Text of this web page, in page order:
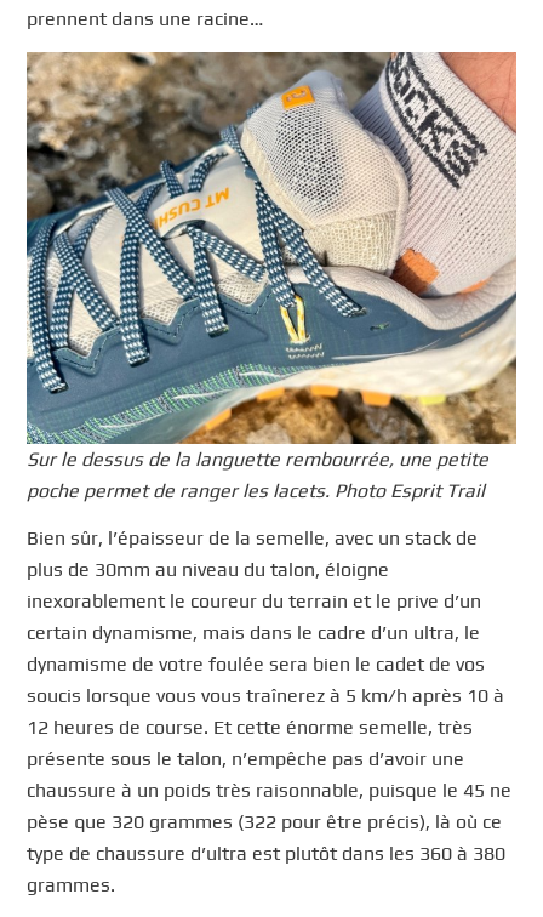
prennent dans une racine…
Sur le dessus de la languette rembourrée, une petite
poche permet de ranger les lacets. Photo Esprit Trail
Bien sûr, l’épaisseur de la semelle, avec un stack de
plus de 30mm au niveau du talon, éloigne
inexorablement le coureur du terrain et le prive d’un
certain dynamisme, mais dans le cadre d’un ultra, le
dynamisme de votre foulée sera bien le cadet de vos
soucis lorsque vous vous traînerez à 5 km/h après 10 à
12 heures de course. Et cette énorme semelle, très
présente sous le talon, n’empêche pas d’avoir une
chaussure à un poids très raisonnable, puisque le 45 ne
pèse que 320 grammes (322 pour être précis), là où ce
type de chaussure d’ultra est plutôt dans les 360 à 380
grammes.